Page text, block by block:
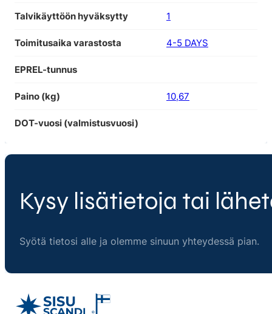
Talvikäyttöön hyväksytty 1
Toimitusaika varastosta 4-5 DAYS
EPREL-tunnus
Paino (kg) 10,67
DOT-vuosi (valmistusvuosi)
Kysy lisätietoja tai
Syötä tietosi alle ja olemme sinuun yhteydessä pian.